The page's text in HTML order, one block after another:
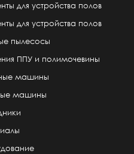
для устройства полов
для устройства полов
пылесосы
ППУ и полимочевины
машины
машины